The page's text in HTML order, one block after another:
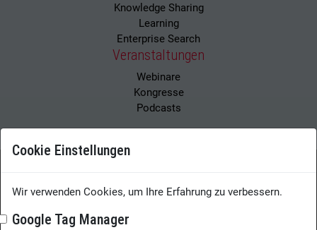
Knowledge Sharing
Learning
Enterprise Search
Veranstaltungen
Webinare
Kongresse
Podcasts
Wissensmanagement Magazin
Impressum
Cookie Einstellungen
Wir verwenden Cookies, um Ihre Erfahrung zu verbessern.
Google Tag Manager